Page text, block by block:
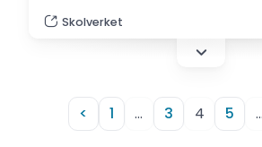
har försämrats i matematik 1
matematik 3 jämfört med
Skolverket
< 1 … 3 4 5 …